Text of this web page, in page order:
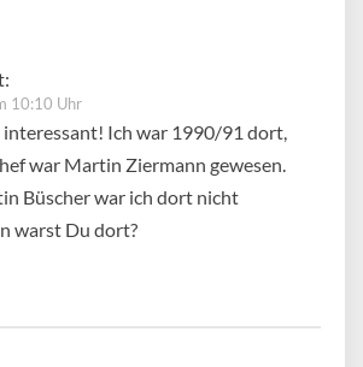
10:10 Uhr
interessant! Ich war 1990/91 dort,
war Martin Ziermann gewesen.
Büscher war ich dort nicht
warst Du dort?